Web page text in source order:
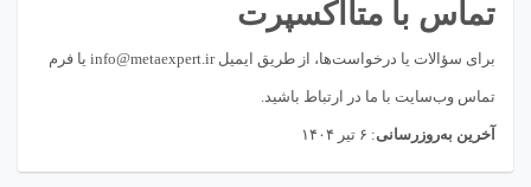
تماس با متااکسپرت
برای سؤالات یا درخواست‌ها، از طریق ایمیلinfo@metaexpert.ir یا فرم
تماس وب‌سایت با ما در ارتباط باشید.
آخرین به‌روزرسانی: ۶ تیر ۱۴۰۴